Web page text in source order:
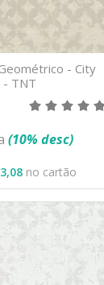
- City
- TNT
(10% desc)
no cartão